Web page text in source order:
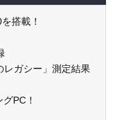
搭載！
ガシー」測定結果
PC！